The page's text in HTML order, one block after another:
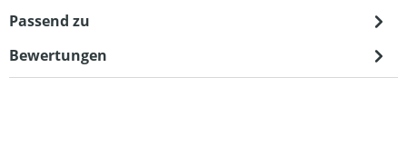
Passend zu
Bewertungen